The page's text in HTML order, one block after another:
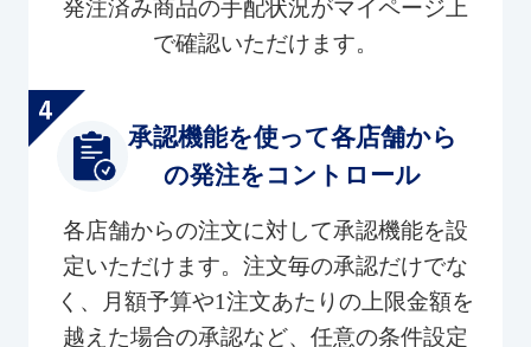
発注済み商品の手配状況がマイページ上
で確認いただけます。
承認機能を使って各店舗から
の発注をコントロール
各店舗からの注文に対して承認機能を設
定いただけます。注文毎の承認だけでな
く、月額予算や1注文あたりの上限金額を
越えた場合の承認など、任意の条件設定